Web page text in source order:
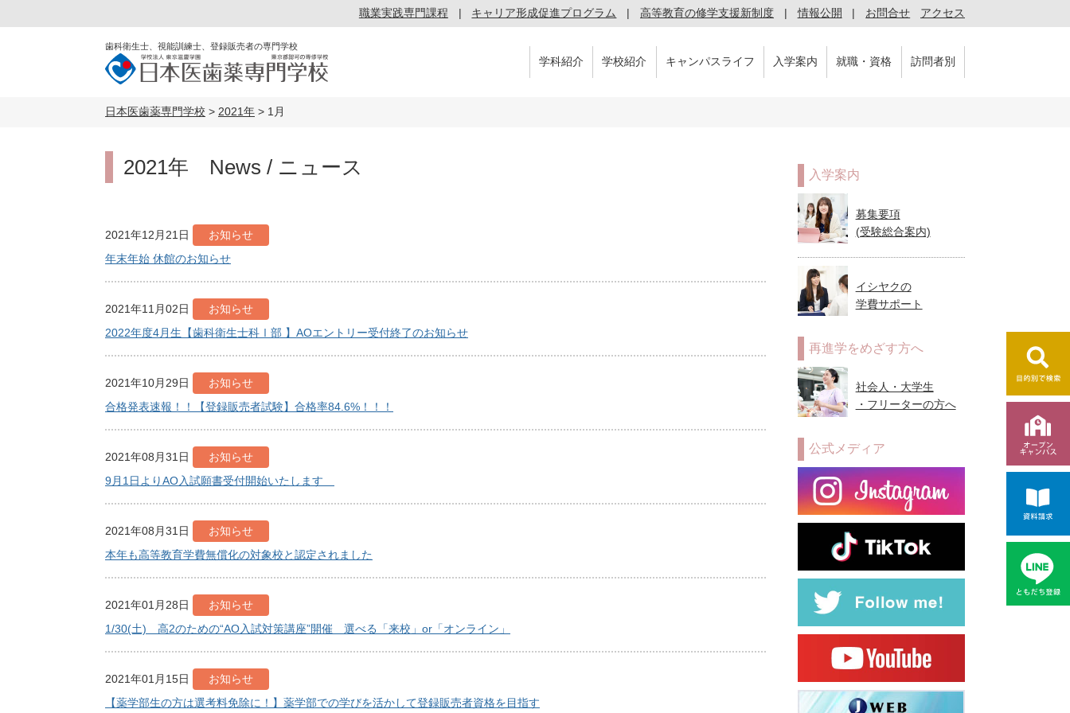
職業実践専門課程 キャリア形成促進プログラム 高等教育の修学支援新制度 情報公開 お問合せ アクセス
歯科衛生士、視能訓練士、登録販売者の専門学校
学科紹介 学校紹介 キャンパスライフ 入学案内 就職・資格 訪問者別
日本医歯薬専門学校 > 2021年 > 1月
2021年 News / ニュース
2021年12月21日
お知らせ
年末年始 休館のお知らせ
2021年11月02日
お知らせ
2022年度4月生【歯科衛生士科Ⅰ部 】AOエントリー受付終了のお知らせ
2021年10月29日
お知らせ
合格発表速報！！【登録販売者試験】合格率84.6%！！！
2021年08月31日
お知らせ
9月1日よりAO入試願書受付開始いたします
2021年08月31日
お知らせ
本年も高等教育学費無償化の対象校と認定されました
2021年01月28日
お知らせ
1/30(土) 高2のための“AO入試対策講座”開催 選べる「来校」or「オンライン」
2021年01月15日
お知らせ
【薬学部生の方は選考料免除に！】薬学部での学びを活かして登録販売者資格を目指す
入学案内
募集要項
(受験総合案内)
イシヤクの
学費サポート
再進学をめざす方へ
社会人・大学生
・フリーターの方へ
公式メディア